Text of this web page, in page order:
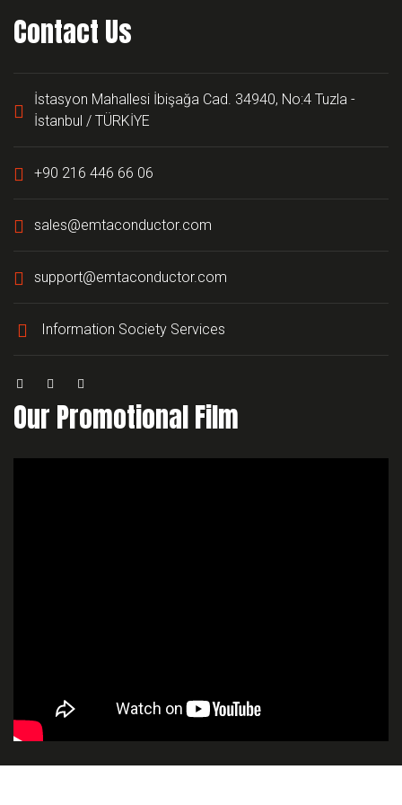
Contact Us
İstasyon Mahallesi İbişağa Cad. 34940, No:4 Tuzla -
İstanbul / TÜRKİYE
+90 216 446 66 06
sales@emtaconductor.com
support@emtaconductor.com
Information Society Services
Our Promotional Film